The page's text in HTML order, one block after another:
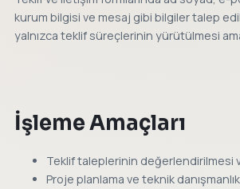
kurum bilgisi ve mesaj gibi bilgiler talep
yalnızca teklif süreçlerinin yürütülmesi
İşleme Amaçları
Teklif taleplerinin değerlendirilmesi
Proje planlama ve teknik